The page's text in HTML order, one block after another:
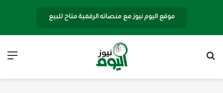
موقع اليوم نيوز مع منصاته الرقمية متاح للبيع